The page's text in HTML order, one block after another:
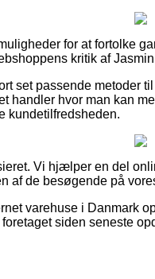
for at fortolke
kritik af
set passende metoder
handler hvor man kan
kundetilfredsheden.
Vi hjælper en del
af de besøgende på
varehuse i Danmark
siden seneste